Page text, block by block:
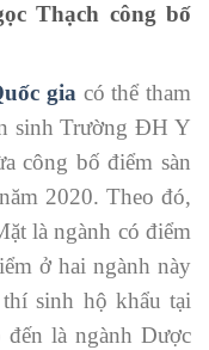
Thạch công bố
gia có thể tham
sinh Trường ĐH Y
công bố điểm sàn
2020. Theo đó,
là ngành có điểm
ở hai ngành này
sinh hộ khẩu tại
là ngành Dược